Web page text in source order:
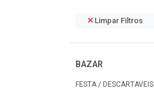
Limpar Filtros
BAZAR
FESTA / DESCARTAVEIS